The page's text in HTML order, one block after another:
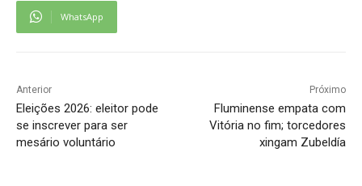
WhatsApp
Anterior
Eleições 2026: eleitor pode
se inscrever para ser
mesário voluntário
Próximo
Fluminense empata com
Vitória no fim; torcedores
xingam Zubeldía